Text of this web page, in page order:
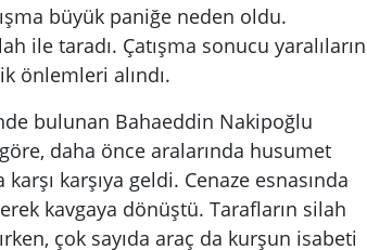
büyük paniğe neden oldu.
ile taradı. Çatışma sonucu yaralıların
önlemleri alındı.
bulunan Bahaeddin Nakipoğlu
daha önce aralarında husumet
karşıya geldi. Cenaze esnasında
kavgaya dönüştü. Tarafların silah
çok sayıda araç da kurşun isabeti